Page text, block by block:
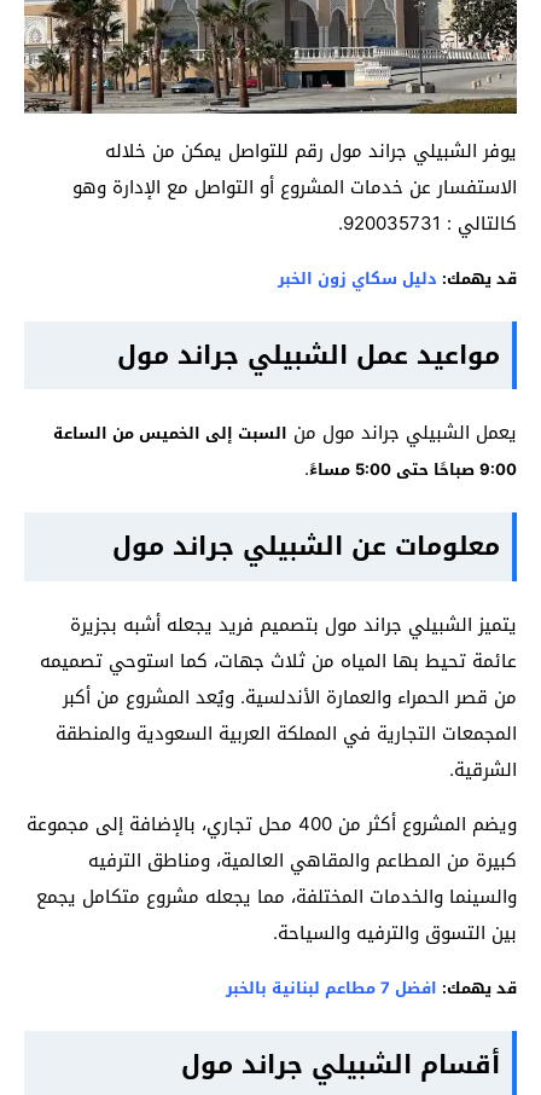
يوفر الشبيلي جراند مول رقم للتواصل يمكن من خلاله
الاستفسار عن خدمات المشروع أو التواصل مع الإدارة وهو
كالتالي : 920035731.
قد يهمك: دليل سكاي زون الخبر
مواعيد عمل الشبيلي جراند مول
يعمل الشبيلي جراند مول من السبت إلى الخميس من الساعة
9:00 صباحًا حتى 5:00 مساءً
.
معلومات عن الشبيلي جراند مول
يتميز الشبيلي جراند مول بتصميم فريد يجعله أشبه بجزيرة
عائمة تحيط بها المياه من ثلاث جهات، كما استوحي تصميمه
من قصر الحمراء والعمارة الأندلسية. ويُعد المشروع من أكبر
المجمعات التجارية في المملكة العربية السعودية والمنطقة
الشرقية.
ويضم المشروع أكثر من 400 محل تجاري، بالإضافة إلى مجموعة
كبيرة من المطاعم والمقاهي العالمية، ومناطق الترفيه
والسينما والخدمات المختلفة، مما يجعله مشروع متكامل يجمع
بين التسوق والترفيه والسياحة.
قد يهمك: افضل 7 مطاعم لبنانية بالخبر
أقسام الشبيلي جراند مول